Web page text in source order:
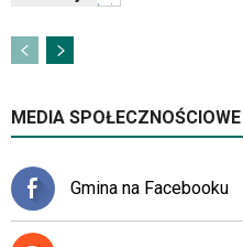
oraz
wyposażone
w
dedykowane
skróty
klawiaturowe
przyjęte
MEDIA SPOŁECZNOŚCIOWE
Gmina na Facebooku